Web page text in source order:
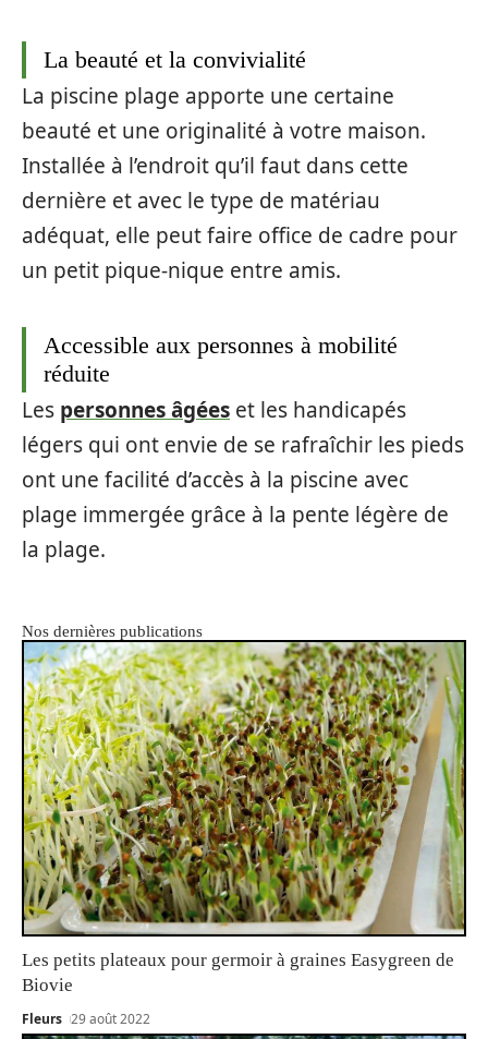
La beauté et la convivialité
La piscine plage apporte une certaine
beauté et une originalité à votre maison.
Installée à l’endroit qu’il faut dans cette
dernière et avec le type de matériau
adéquat, elle peut faire office de cadre pour
un petit pique-nique entre amis.
Accessible aux personnes à mobilité
réduite
Les personnes âgées et les handicapés
légers qui ont envie de se rafraîchir les pieds
ont une facilité d’accès à la piscine avec
plage immergée grâce à la pente légère de
la plage.
Nos dernières publications
Les petits plateaux pour germoir à graines Easygreen de
Biovie
Fleurs 29 août 2022